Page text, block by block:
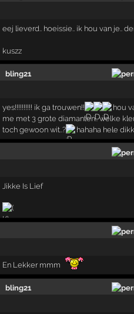
eej lieverd.. hoeissie.. ik hou van je..
kuszz
bling21
yes!!!!!!!!!! ik ga trouwen!!
hou
me met 3 grote diamanten.. welke
toch gewoon wit..?
hahaha hele
Jikke Is Lief
En Lekker mmm
bling21